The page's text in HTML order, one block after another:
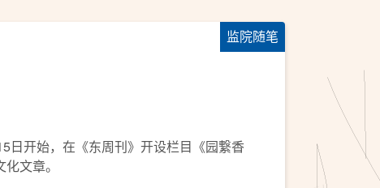
监院随笔
日开始，在《东周刊》开设栏目《园繋香
文章。